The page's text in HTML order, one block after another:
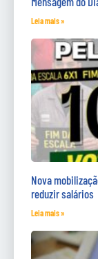
Leia mais »
Nova
reduzir salários
Leia mais »